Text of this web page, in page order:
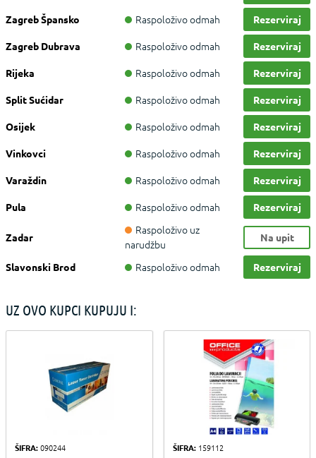
Zagreb Špansko Raspoloživo odmah Rezerviraj
Zagreb Dubrava Raspoloživo odmah Rezerviraj
Rijeka Raspoloživo odmah Rezerviraj
Split Sućidar Raspoloživo odmah Rezerviraj
Osijek Raspoloživo odmah Rezerviraj
Vinkovci Raspoloživo odmah Rezerviraj
Varaždin Raspoloživo odmah Rezerviraj
Pula Raspoloživo odmah Rezerviraj
Zadar
Raspoloživo uz
narudžbu
Na upit
Slavonski Brod Raspoloživo odmah Rezerviraj
UZ OVO KUPCI KUPUJU I:
ŠIFRA:090244 ŠIFRA:159112